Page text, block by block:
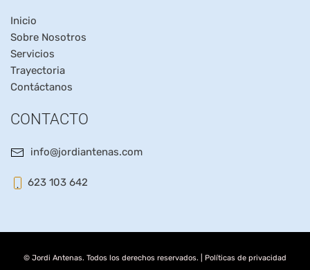
Inicio
Sobre Nosotros
Servicios
Trayectoria
Contáctanos
CONTACTO
info@jordiantenas.com
623 103 642
© Jordi Antenas. Todos los derechos reservados. | Políticas de privacidad